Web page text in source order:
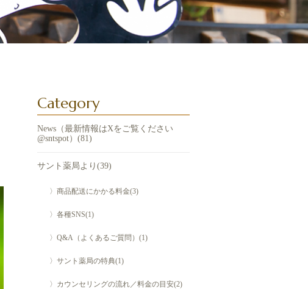
Category
News（最新情報はXをご覧ください
@sntspot）(81)
サント薬局より(39)
〉商品配送にかかる料金(3)
〉各種SNS(1)
〉Q&A（よくあるご質問）(1)
〉サント薬局の特典(1)
〉カウンセリングの流れ／料金の目安(2)